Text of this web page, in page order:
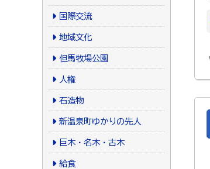
国際交流
地域文化
但馬牧場公園
人権
石造物
新温泉町ゆかりの先人
巨木・名木・古木
給食